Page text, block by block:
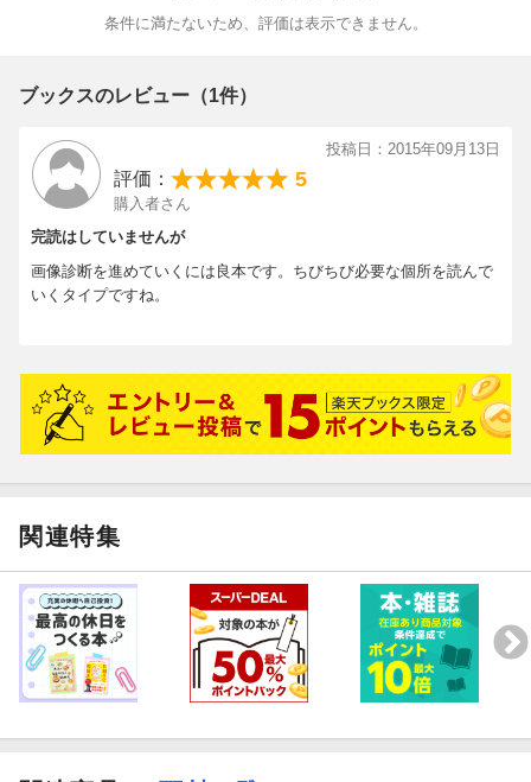
条件に満たないため、評価は表示できません。
ブックスのレビュー（1件）
投稿日：2015年09月13日
評価： 5
購入者さん
完読はしていませんが
画像診断を進めていくには良本です。ちびちび必要な個所を読んで
いくタイプですね。
関連特集